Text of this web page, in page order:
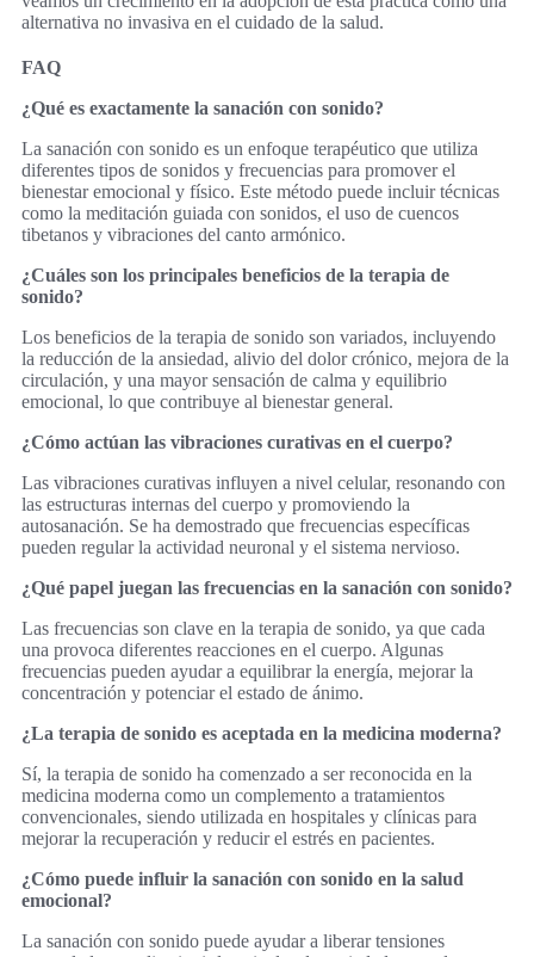
alternativa no invasiva en el cuidado de la salud.
FAQ
¿Qué es exactamente la sanación con sonido?
La sanación con sonido es un enfoque terapéutico que utiliza
diferentes tipos de sonidos y frecuencias para promover el
bienestar emocional y físico. Este método puede incluir técnicas
como la meditación guiada con sonidos, el uso de cuencos
tibetanos y vibraciones del canto armónico.
¿Cuáles son los principales beneficios de la terapia de
sonido?
Los beneficios de la terapia de sonido son variados, incluyendo
la reducción de la ansiedad, alivio del dolor crónico, mejora de la
circulación, y una mayor sensación de calma y equilibrio
emocional, lo que contribuye al bienestar general.
¿Cómo actúan las vibraciones curativas en el cuerpo?
Las vibraciones curativas influyen a nivel celular, resonando con
las estructuras internas del cuerpo y promoviendo la
autosanación. Se ha demostrado que frecuencias específicas
pueden regular la actividad neuronal y el sistema nervioso.
¿Qué papel juegan las frecuencias en la sanación con sonido?
Las frecuencias son clave en la terapia de sonido, ya que cada
una provoca diferentes reacciones en el cuerpo. Algunas
frecuencias pueden ayudar a equilibrar la energía, mejorar la
concentración y potenciar el estado de ánimo.
¿La terapia de sonido es aceptada en la medicina moderna?
Sí, la terapia de sonido ha comenzado a ser reconocida en la
medicina moderna como un complemento a tratamientos
convencionales, siendo utilizada en hospitales y clínicas para
mejorar la recuperación y reducir el estrés en pacientes.
¿Cómo puede influir la sanación con sonido en la salud
emocional?
La sanación con sonido puede ayudar a liberar tensiones